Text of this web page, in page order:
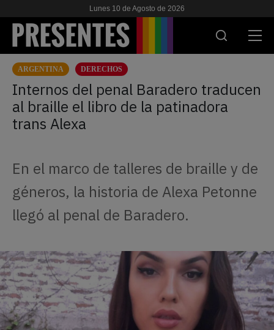
Lunes 10 de Agosto de 2026
ACTUALIDAD
INVESTIGACIONES
ESCUELA
NOSOTRES
ES EN
ARGENTINA DERECHOS
Internos del penal Baradero traducen
al braille el libro de la patinadora
trans Alexa
En el marco de talleres de braille y de
géneros, la historia de Alexa Petonne
llegó al penal de Baradero.